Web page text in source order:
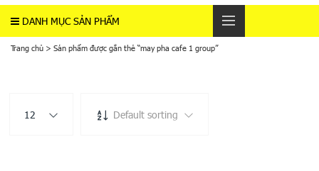
DANH MỤC SẢN PHẨM
Trang chủ > Sản phẩm được gắn thẻ “may pha cafe 1 group”
12 Default sorting